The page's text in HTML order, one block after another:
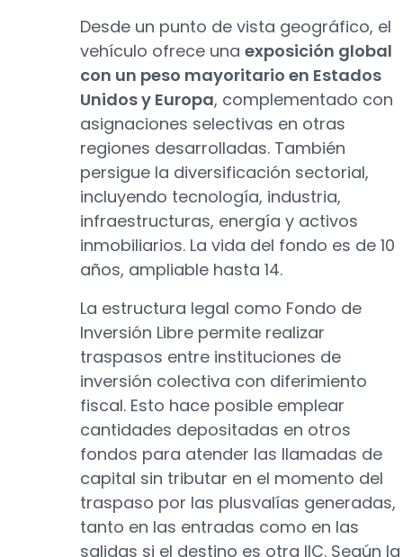
Desde un punto de vista geográfico, el
vehículo ofrece una exposición global
con un peso mayoritario en Estados
Unidos y Europa, complementado con
asignaciones selectivas en otras
regiones desarrolladas. También
persigue la diversificación sectorial,
incluyendo tecnología, industria,
infraestructuras, energía y activos
inmobiliarios. La vida del fondo es de 10
años, ampliable hasta 14.
La estructura legal como Fondo de
Inversión Libre permite realizar
traspasos entre instituciones de
inversión colectiva con diferimiento
fiscal. Esto hace posible emplear
cantidades depositadas en otros
fondos para atender las llamadas de
capital sin tributar en el momento del
traspaso por las plusvalías generadas,
tanto en las entradas como en las
salidas si el destino es otra IIC. Según la